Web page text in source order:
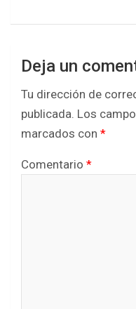
Deja un
Tu dirección de
publicada. Los
marcados con *
Comentario *